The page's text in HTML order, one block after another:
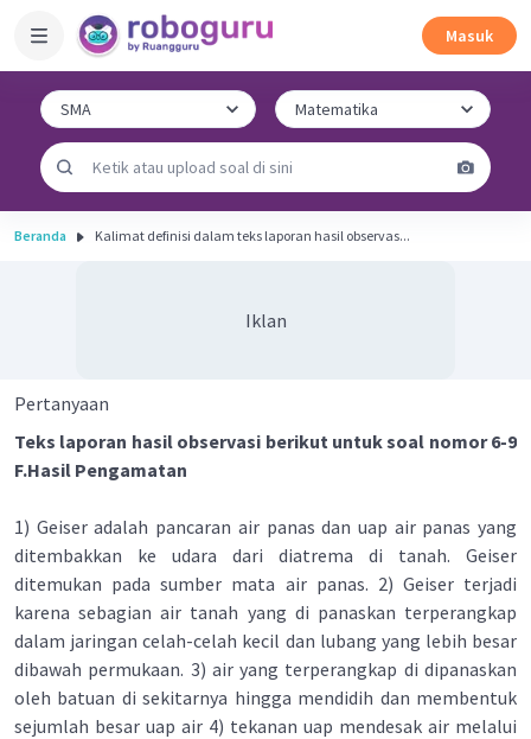
Masuk
Beranda Kalimat definisi dalam teks laporan hasil observas...
Iklan
Pertanyaan
Teks laporan hasil observasi berikut untuk soal nomor 6-9
F.Hasil Pengamatan
1) Geiser adalah pancaran air panas dan uap air panas yang
ditembakkan ke udara dari diatrema di tanah. Geiser
ditemukan pada sumber mata air panas. 2) Geiser terjadi
karena sebagian air tanah yang di panaskan terperangkap
dalam jaringan celah-celah kecil dan lubang yang lebih besar
dibawah permukaan. 3) air yang terperangkap di dipanaskan
oleh batuan di sekitarnya hingga mendidih dan membentuk
sejumlah besar uap air 4) tekanan uap mendesak air melalui